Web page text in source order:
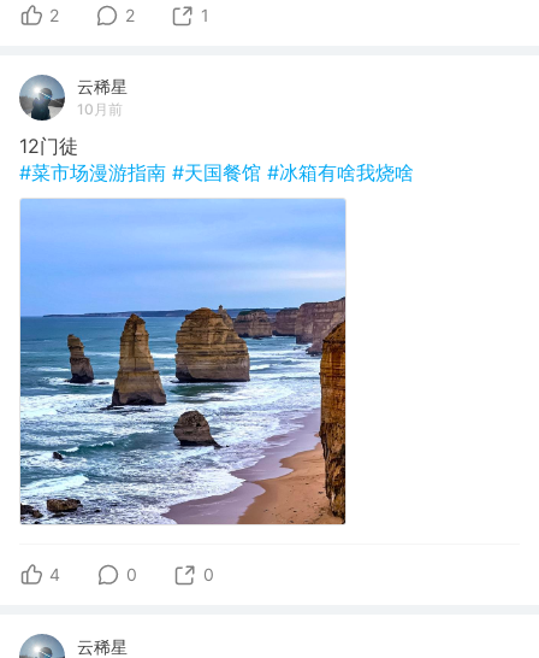
2 2 1
云稀星
10月前
12门徒
#菜市场漫游指南 #天国餐馆 #冰箱有啥我烧啥
4 0 0
云稀星